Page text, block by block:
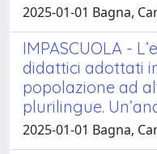
2025-01-01 Bagna,
IMPASCUOLA -
didattici adottati
popolazione ad
plurilingue.
2025-01-01 Bagna,